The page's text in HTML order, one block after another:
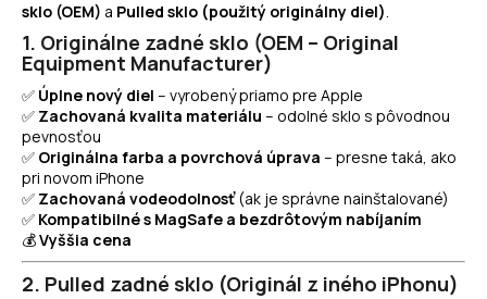
sklo (OEM) a Pulled sklo (použitý originálny diel)
1. Originálne zadné sklo (OEM – Original
Equipment Manufacturer)
✅ Úplne nový diel – vyrobený priamo pre Apple
✅ Zachovaná kvalita materiálu – odolné sklo s pôvodnou
pevnosťou
✅ Originálna farba a povrchová úprava – presne taká, ako
pri novom iPhone
✅ Zachovaná vodeodolnosť(ak je správne nainštalované)
✅ Kompatibilné s MagSafe a bezdrôtovým nabíjaním
💰Vyššia cena
2. Pulled zadné sklo (Originál z iného iPhonu)
j
e
t
e
n
á
j
s
ť
?